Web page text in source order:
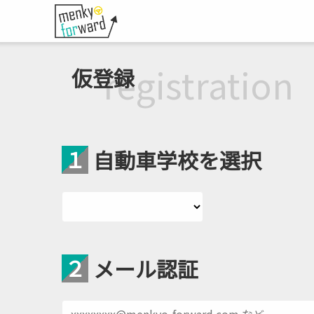
仮登録
１ 自動車学校を選択
２ メール認証